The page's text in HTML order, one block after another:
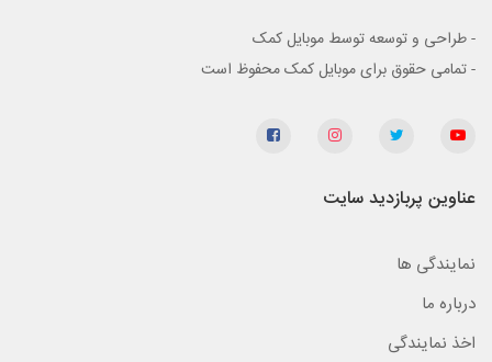
- طراحی و توسعه توسط موبایل کمک
- تمامی حقوق برای موبایل کمک محفوظ است
عناوین پربازدید سایت
نمایندگی ها
درباره ما
اخذ نمایندگی